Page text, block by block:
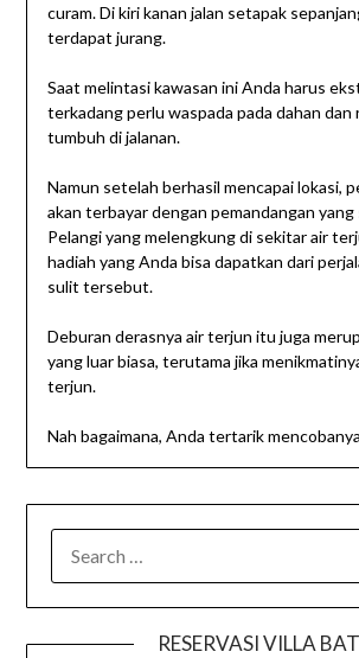
curam. Di kiri kanan jalan setapak
terdapat jurang.
Saat melintasi kawasan ini Anda harus
terkadang perlu waspada pada dahan dan
tumbuh di jalanan.
Namun setelah berhasil mencapai lokasi,
akan terbayar dengan pemandangan yang
Pelangi yang melengkung di sekitar air
hadiah yang Anda bisa dapatkan dari
sulit tersebut.
Deburan derasnya air terjun itu juga
yang luar biasa, terutama jika
terjun.
Nah bagaimana, Anda tertarik
FOR:
RESERVASI VILLA